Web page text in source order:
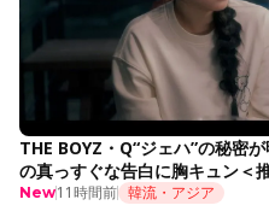
THE BOYZ・Q“ジェハ”の秘密
の真っすぐな告白に胸キュン＜
New11時間前 韓流・アジア